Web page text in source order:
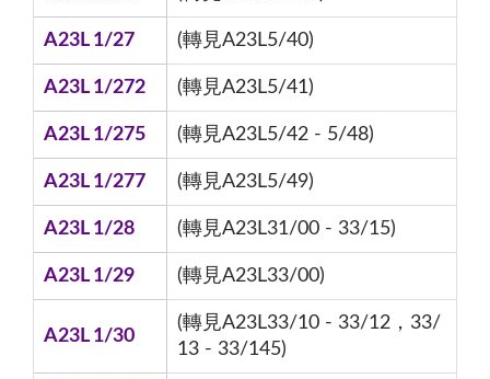
A23L 1/27 (轉見A23L5/40)
A23L 1/272 (轉見A23L5/41)
A23L 1/275 (轉見A23L5/42 - 5/48)
A23L 1/277 (轉見A23L5/49)
A23L 1/28 (轉見A23L31/00 - 33/15)
A23L 1/29 (轉見A23L33/00)
A23L 1/30
(轉見A23L33/10 - 33/12，33/
13 - 33/145)